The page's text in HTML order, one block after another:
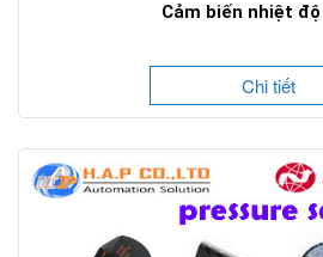
Cảm biến nhiệt độ
Chi tiết